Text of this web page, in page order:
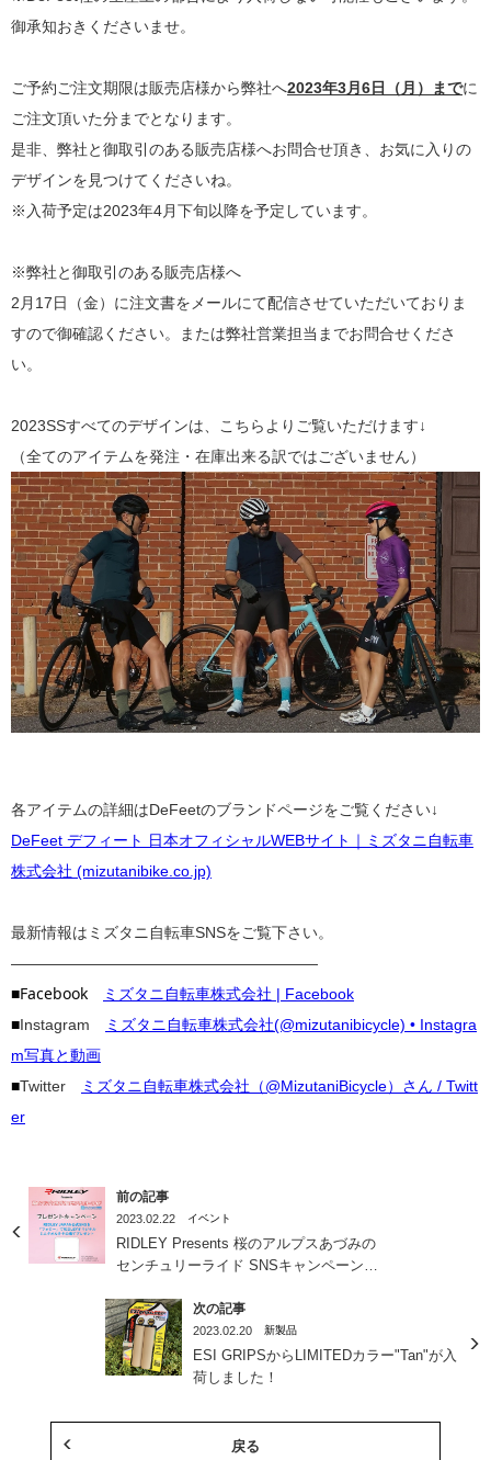
御承知おきくださいませ。
ご予約ご注文期限は販売店様から弊社へ2023年3月6日（月）までに
ご注文頂いた分までとなります。
是非、弊社と御取引のある販売店様へお問合せ頂き、お気に入りの
デザインを見つけてくださいね。
※入荷予定は2023年4月下旬以降を予定しています。
※弊社と御取引のある販売店様へ
2月17日（金）に注文書をメールにて配信させていただいておりま
すので御確認ください。または弊社営業担当までお問合せくださ
い。
2023SSすべてのデザインは、こちらよりご覧いただけます↓
（全てのアイテムを発注・在庫出来る訳ではございません）
各アイテムの詳細はDeFeetのブランドページをご覧ください↓
DeFeet デフィート 日本オフィシャルWEBサイト｜ミズタニ自転車
株式会社 (mizutanibike.co.jp)
最新情報はミズタニ自転車SNSをご覧下さい。
————————————————————
■Facebook ミズタニ自転車株式会社 | Facebook
■Instagram
ミズタニ自転車株式会社(@mizutanibicycle) • Instagra
m写真と動画
■Twitter
ミズタニ自転車株式会社（@MizutaniBicycle）さん / Twitt
er
前の記事
2023.02.22 イベント
RIDLEY Presents 桜のアルプスあづみの
センチュリーライド SNSキャンペーン開
次の記事
2023.02.20 新製品
ESI GRIPSからLIMITEDカラー"Tan"が入
荷しました！
戻る